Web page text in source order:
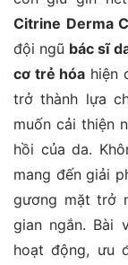
Citrine Derma
đội ngũ bác sĩ
cơ trẻ hóa hiện
trở thành lựa
muốn cải thiện
hồi của da.
mang đến giải
gương mặt trở
gian ngắn. Bài
hoạt động, ưu